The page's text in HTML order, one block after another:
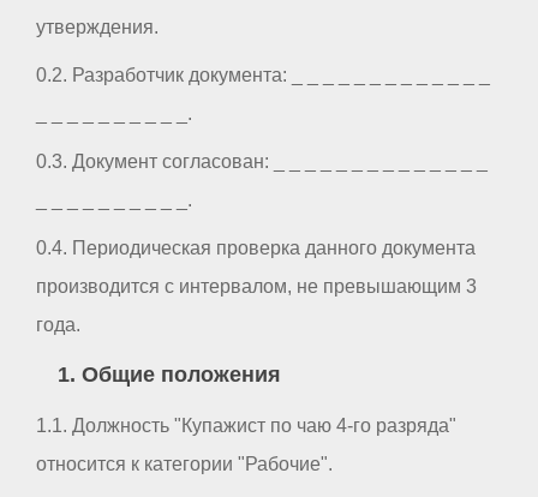
утверждения.
0.2. Разработчик документа: _ _ _ _ _ _ _ _ _ _ _ _ _
_ _ _ _ _ _ _ _ _ _.
0.3. Документ согласован: _ _ _ _ _ _ _ _ _ _ _ _ _ _
_ _ _ _ _ _ _ _ _ _.
0.4. Периодическая проверка данного документа
производится с интервалом, не превышающим 3
года.
1. Общие положения
1.1. Должность "Купажист по чаю 4-го разряда"
относится к категории "Рабочие".